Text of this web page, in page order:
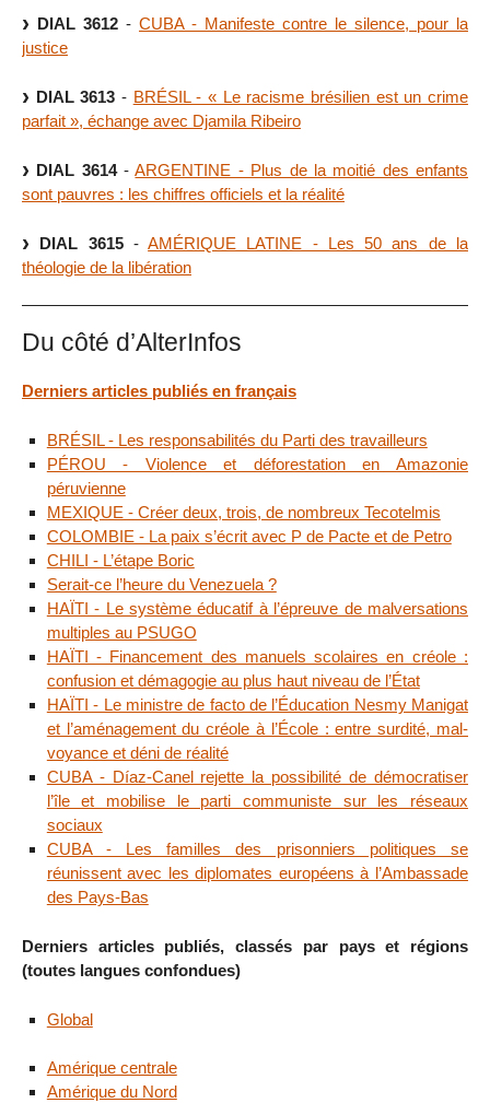
DIAL 3612 - CUBA - Manifeste contre le silence, pour la
justice
DIAL 3613 - BRÉSIL - « Le racisme brésilien est un crime
parfait », échange avec Djamila Ribeiro
DIAL 3614-ARGENTINE - Plus de la moitié des enfants
sont pauvres : les chiffres officiels et la réalité
DIAL 3615-AMÉRIQUE LATINE - Les 50 ans de la
théologie de la libération
Du côté d’AlterInfos
Derniers articles publiés en français
BRÉSIL - Les responsabilités du Parti des travailleurs
PÉROU - Violence et déforestation en Amazonie
péruvienne
MEXIQUE - Créer deux, trois, de nombreux Tecotelmis
COLOMBIE - La paix s’écrit avec P de Pacte et de Petro
CHILI - L’étape Boric
Serait-ce l’heure du Venezuela ?
HAÏTI - Le système éducatif à l’épreuve de malversations
multiples au PSUGO
HAÏTI - Financement des manuels scolaires en créole :
confusion et démagogie au plus haut niveau de l’État
HAÏTI - Le ministre de facto de l’Éducation Nesmy Manigat
et l’aménagement du créole à l’École : entre surdité, mal-
voyance et déni de réalité
CUBA - Díaz-Canel rejette la possibilité de démocratiser
l’île et mobilise le parti communiste sur les réseaux
sociaux
CUBA - Les familles des prisonniers politiques se
réunissent avec les diplomates européens à l’Ambassade
des Pays-Bas
Derniers articles publiés, classés par pays et régions
(toutes langues confondues)
Global
Amérique centrale
Amérique du Nord